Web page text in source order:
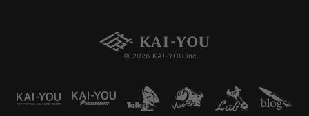
© 2026 KAI-YOU inc.